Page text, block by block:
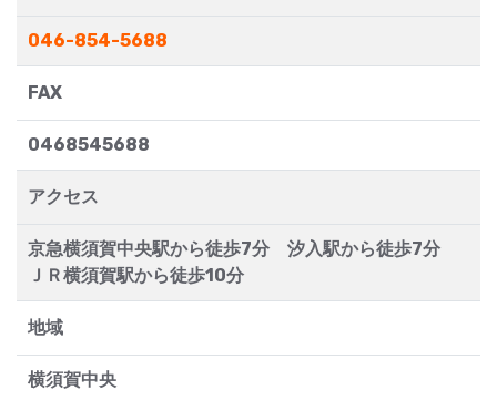
046-854-5688
FAX
0468545688
アクセス
京急横須賀中央駅から徒歩7分 汐入駅から徒歩7分
ＪＲ横須賀駅から徒歩10分
地域
横須賀中央